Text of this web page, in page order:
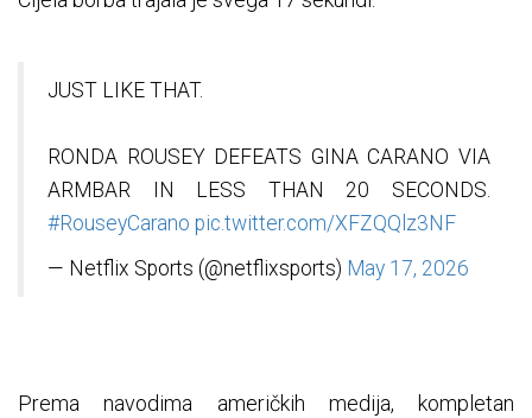
JUST LIKE THAT.
RONDA ROUSEY DEFEATS GINA CARANO VIA
ARMBAR IN LESS THAN 20 SECONDS.
#RouseyCarano pic.twitter.com/XFZQQlz3NF
— Netflix Sports (@netflixsports) May 17, 2026
Prema navodima američkih medija, kompletan